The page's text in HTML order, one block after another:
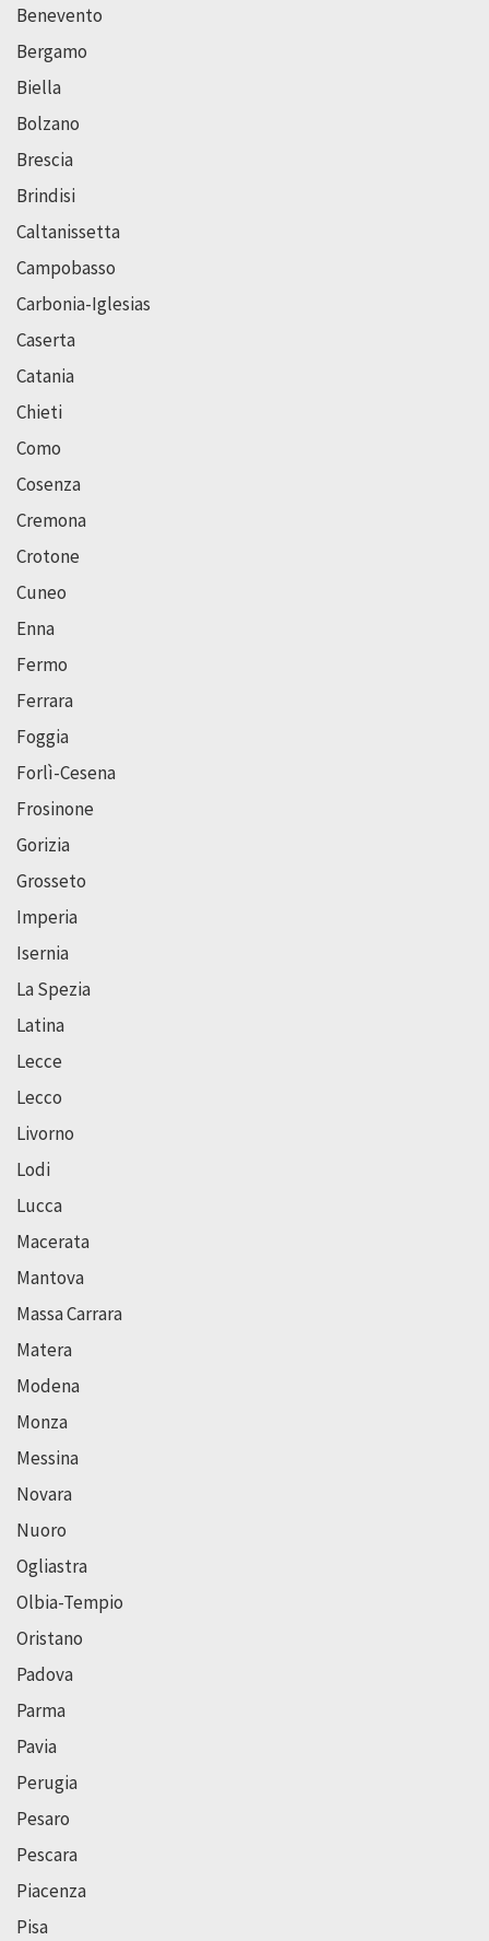
Benevento
Bergamo
Biella
Bolzano
Brescia
Brindisi
Caltanissetta
Campobasso
Carbonia-Iglesias
Caserta
Catania
Chieti
Como
Cosenza
Cremona
Crotone
Cuneo
Enna
Fermo
Ferrara
Foggia
Forlì-Cesena
Frosinone
Gorizia
Grosseto
Imperia
Isernia
La Spezia
Latina
Lecce
Lecco
Livorno
Lodi
Lucca
Macerata
Mantova
Massa Carrara
Matera
Modena
Monza
Messina
Novara
Nuoro
Ogliastra
Olbia-Tempio
Oristano
Padova
Parma
Pavia
Perugia
Pesaro
Pescara
Piacenza
Pisa